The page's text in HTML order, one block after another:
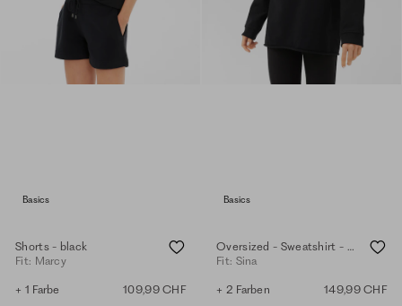
Basics
Shorts - black
Fit: Marcy
+ 1 Farbe 109,99 CHF
Basics
Oversized - Sweatshirt - black
Fit: Sina
+ 2 Farben 149,99 CHF